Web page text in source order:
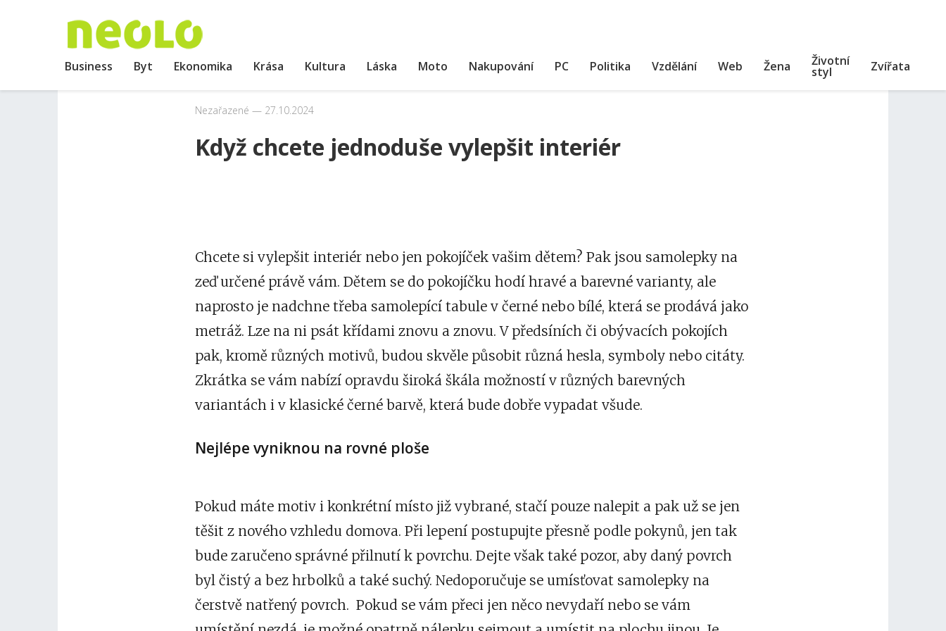
Business Byt Ekonomika Krása Kultura Láska Moto Nakupování PC Politika Vzdělání Web Žena Životní
styl Zvířata
Nezařazené 27.10.2024
Když chcete jednoduše vylepšit interiér
Chcete si vylepšit interiér nebo jen pokojíček vašim dětem? Pak jsou samolepky na
zeďurčené právě vám. Dětem se do pokojíčku hodí hravé a barevné varianty, ale
naprosto je nadchne třeba samolepící tabule v černé nebo bílé, která se prodává jako
metráž. Lze na ni psát křídami znovu a znovu. V předsíních či obývacích pokojích
pak, kromě různých motivů, budou skvěle působit různá hesla, symboly nebo citáty.
Zkrátka se vám nabízí opravdu široká škála možností v různých barevných
variantách i v klasické černé barvě, která bude dobře vypadat všude.
Nejlépe vyniknou na rovné ploše
Pokud máte motiv i konkrétní místo již vybrané, stačí pouze nalepit a pak už se jen
těšit z nového vzhledu domova. Při lepení postupujte přesně podle pokynů, jen tak
bude zaručeno správné přilnutí k povrchu. Dejte však také pozor, aby daný povrch
byl čistý a bez hrbolků a také suchý. Nedoporučuje se umísťovat samolepky na
čerstvě natřený povrch. Pokud se vám přeci jen něco nevydaří nebo se vám